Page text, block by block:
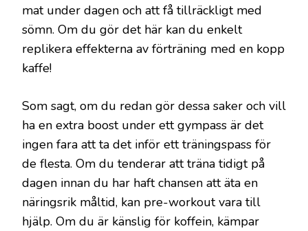
mat under dagen och att få tillräckligt med
sömn. Om du gör det här kan du enkelt
replikera effekterna av förträning med en kopp
kaffe!
Som sagt, om du redan gör dessa saker och vill
ha en extra boost under ett gympass är det
ingen fara att ta det inför ett träningspass för
de flesta. Om du tenderar att träna tidigt på
dagen innan du har haft chansen att äta en
näringsrik måltid, kan pre-workout vara till
hjälp. Om du är känslig för koffein, kämpar